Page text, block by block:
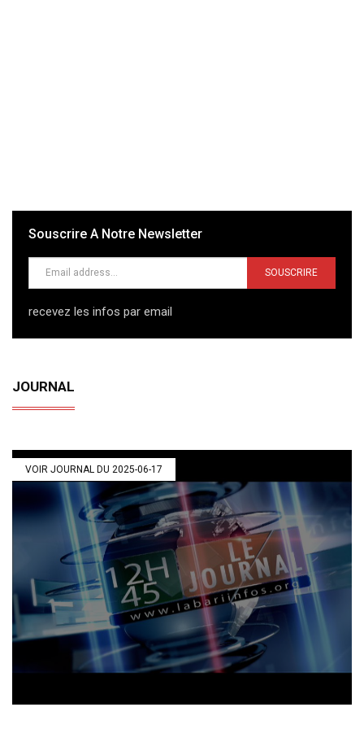
Souscrire A Notre Newsletter
SOUSCRIRE
recevez les infos par email
JOURNAL
VOIR JOURNAL DU 2025-06-17